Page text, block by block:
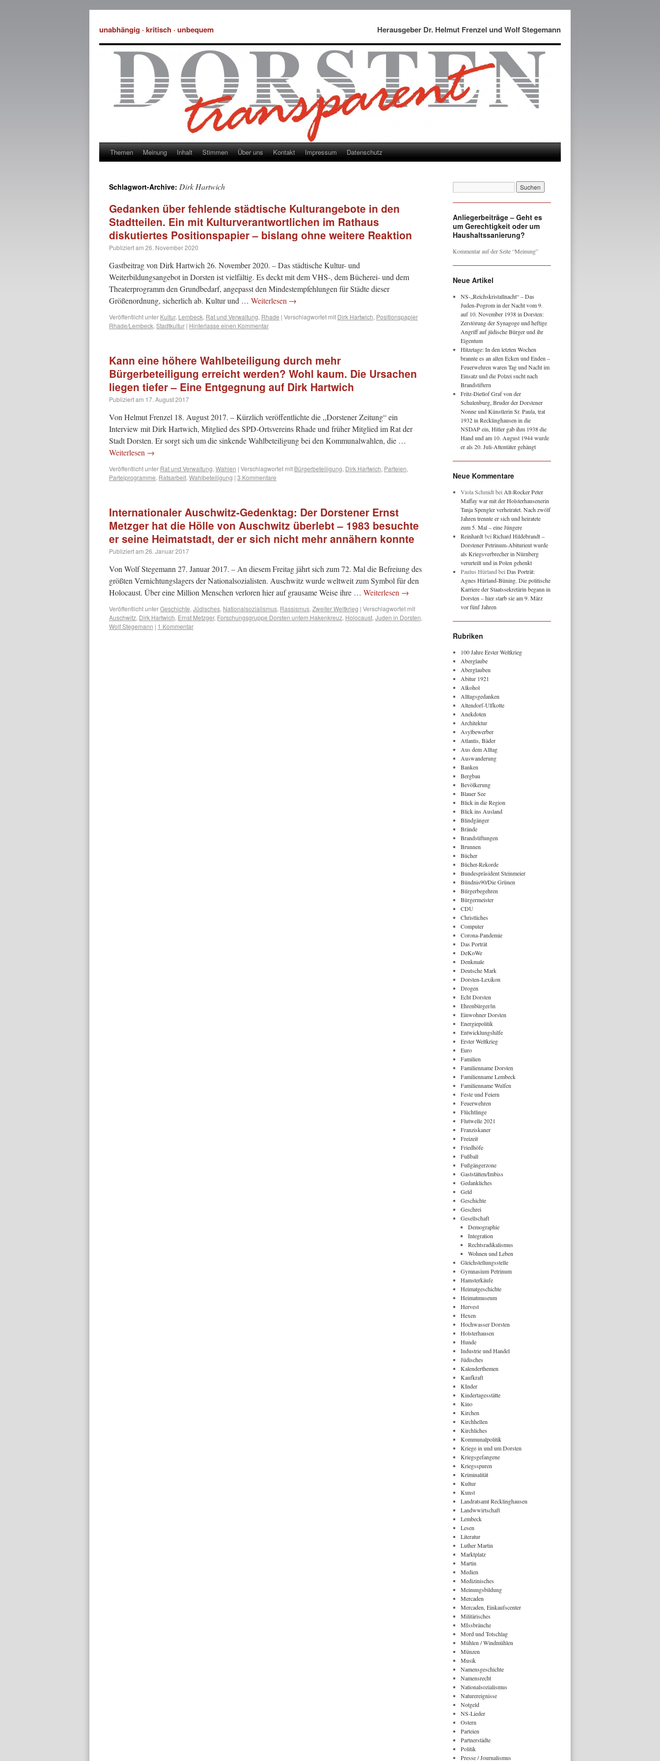
unabhängig · kritisch · unbequem Herausgeber Dr. Helmut Frenzel und Wolf Stegemann
Themen Meinung Inhalt Stimmen Über uns Kontakt Impressum Datenschutz
Schlagwort-Archive: Dirk Hartwich
Gedanken über fehlende städtische Kulturangebote in den
Stadtteilen. Ein mit Kulturverantwortlichen im Rathaus
diskutiertes Positionspapier – bislang ohne weitere Reaktion
Publiziert am 26. November 2020
Gastbeitrag von Dirk Hartwich 26. November 2020. – Das städtische Kultur- und
Weiterbildungsangebot in Dorsten ist vielfältig. Es deckt mit dem VHS-, dem Bücherei- und dem
Theaterprogramm den Grundbedarf, angepasst den Mindestempfehlungen für Städte dieser
Größenordnung, sicherlich ab. Kultur und … Weiterlesen →
Veröffentlicht unter Kultur, Lembeck, Rat und Verwaltung, Rhade | Verschlagwortet mit Dirk Hartwich, Positionspapier
Rhade/Lembeck, Stadtkultur | Hinterlasse einen Kommentar
Kann eine höhere Wahlbeteiligung durch mehr
Bürgerbeteiligung erreicht werden? Wohl kaum. Die Ursachen
liegen tiefer – Eine Entgegnung auf Dirk Hartwich
Publiziert am 17. August 2017
Von Helmut Frenzel 18. August 2017. – Kürzlich veröffentlichte die ,,Dorstener Zeitung“ ein
Interview mit Dirk Hartwich, Mitglied des SPD-Ortsvereins Rhade und früher Mitglied im Rat der
Stadt Dorsten. Er sorgt sich um die sinkende Wahlbeteiligung bei den Kommunalwahlen, die …
Weiterlesen →
Veröffentlicht unter Rat und Verwaltung, Wahlen | Verschlagwortet mit Bürgerbeteiligung, Dirk Hartwich, Parteien,
Parteiprogramme, Ratsarbeit, Wahlbeteiligung | 3 Kommentare
Internationaler Auschwitz-Gedenktag: Der Dorstener Ernst
Metzger hat die Hölle von Auschwitz überlebt – 1983 besuchte
er seine Heimatstadt, der er sich nicht mehr annähern konnte
Publiziert am 26. Januar 2017
Von Wolf Stegemann 27. Januar 2017. – An diesem Freitag jährt sich zum 72. Mal die Befreiung des
größten Vernichtungslagers der Nationalsozialisten. Auschwitz wurde weltweit zum Symbol für den
Holocaust. Über eine Million Menschen verloren hier auf grausame Weise ihre … Weiterlesen →
Veröffentlicht unterGeschichte, Jüdisches, Nationalsozialismus, Rassismus, Zweiter Weltkrieg | Verschlagwortet mit
Auschwitz, Dirk Hartwich, Ernst Metzger, Forschungsgruppe Dorsten untem Hakenkreuz, Holocaust, Juden in Dorsten,
Wolf Stegemann | 1 Kommentar
Anliegerbeiträge – Geht es
um Gerechtigkeit oder um
Haushaltssanierung?
Kommentar auf der Seite “Meinung”
Neue Artikel
NS-„Reichskristallnacht“ – Das
Juden-Pogrom in der Nacht vom 9.
auf 10. November 1938 in Dorsten:
Zerstörung der Synagoge und heftige
Angriff auf jüdische Bürger und ihr
Eigentum
Hitzetage: In den letzten Wochen
brannte es an allen Ecken und Enden –
Feuerwehren waren Tag und Nacht im
Einsatz und die Polzei sucht nach
Brandstiftern
Fritz-Dietlof Graf von der
Schulenburg, Bruder der Dorstener
Nonne und Künstlerin Sr. Paula, trat
1932 in Recklinghausen in die
NSDAP ein, Hitler gab ihm 1938 die
Hand und am 10. August 1944 wurde
er als 20. Juli-Attentäter gehängt
Neue Kommentare
Viola Schmidtbei Alt-Rocker Peter
Maffay war mit der Holsterhausenerin
Tanja Spengler verheiratet. Nach zwölf
Jahren trennte er sich und heiratete
zum 5. Mal – eine Jüngere
Reinhardtbei Richard Hildebrandt –
Dorstener Petrinum-Abiturient wurde
als Kriegsverbrecher in Nürnberg
verurteilt und in Polen gehenkt
Paulus Hürland bei Das Porträt:
Agnes Hürland-Büning. Die politische
Karriere der Staatssekretärin begann in
Dorsten – hier starb sie am 9. März
vor fünf Jahren
Rubriken
100 Jahre Erster Weltkrieg
Aberglaube
Aberglauben
Abitur 1921
Alkohol
Alltagsgedanken
Altendorf-Ulfkotte
Anekdoten
Architektur
Asylbewerber
Atlantis, Bäder
Aus dem Alltag
Auswanderung
Banken
Bergbau
Bevölkerung
Blauer See
Blick in die Region
Blick ins Ausland
Blindgänger
Brände
Brandstiftungen
Brunnen
Bücher
Bücher-Rekorde
Bundespräsident Steinmeier
Bündnis90/Die Grünen
Bürgerbegehren
Bürgermeister
CDU
Christliches
Computer
Corona-Pandemie
Das Porträt
DeKoWe
Denkmale
Deutsche Mark
Dorsten-Lexikon
Drogen
Echt Dorsten
Ehrenbürger/in
Einwohner Dorsten
Energiepolitik
Entwicklungshilfe
Erster Weltkrieg
Euro
Familien
Familienname Dorsten
Familienname Lembeck
Familienname Wulfen
Feste und Feiern
Feuerwehren
Flüchtlinge
Flutwelle 2021
Franziskaner
Freizeit
Friedhöfe
Fußball
Fußgängerzone
Gaststätten/Imbiss
Gedankliches
Geld
Geschichte
Geschrei
Gesellschaft
Demographie
Integration
Rechtsradikalismus
Wohnen und Leben
Gleichstellungsstelle
Gymnasium Petrinum
Hamsterkäufe
Heimatgeschichte
Heimatmuseum
Hervest
Hexen
Hochwasser Dorsten
Holsterhausen
Hunde
Industrie und Handel
Jüdisches
Kalenderthemen
Kaufkraft
KInder
Kindertagesstätte
Kino
Kirchen
Kirchhellen
Kirchliches
Kommunalpolitik
Kriege in und um Dorsten
Kriegsgefangene
Kriegsspuren
Kriminalität
Kultur
Kunst
Landratsamt Recklinghausen
Landwwirtschaft
Lembeck
Lesen
Literatur
Luther Martin
Marktplatz
Martin
Medien
Medizinisches
Meinungsbildung
Mercaden
Mercaden, Einkaufscenter
Militärisches
MIssbräuche
Mord und Totschlag
Mühlen / Windmühlen
Münzen
Musik
Namensgeschichte
Namensrecht
Nationalsozialismus
Naturereignisse
Notgeld
NS-Lieder
Ostern
Parteien
Partnerstädte
Politik
Presse / Journalismus